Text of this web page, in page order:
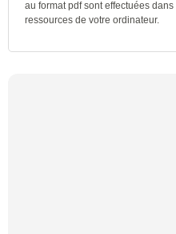
au format pdf sont effectuées
ressources de votre ordinateur.